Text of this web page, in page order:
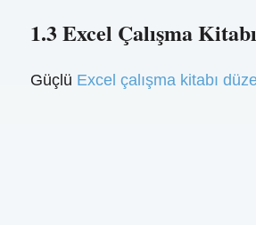
1.3 Excel Çalışma
Güçlü Excel çalışma kitabı